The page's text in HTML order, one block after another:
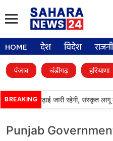
HOME देश विदेश
पंजाब चंडीगढ़ हरियाणा
BREAKING
में पंजाबी की पढ़ाई जारी रहेगी, संस्कृत लागू
Punjab